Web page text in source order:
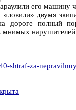
его машину
двумя
дороге полный
мнимых
shtraf-za-